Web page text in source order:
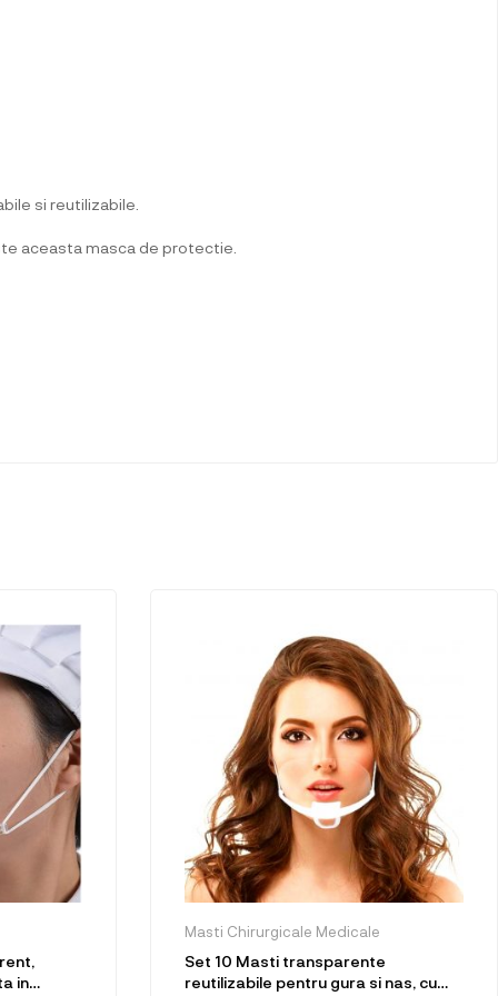
si reutilizabile.
aceasta masca de protectie.
in
Masti Chirurgicale Medicale
Set 10 Masti transparente
reutilizabile pentru gura si nas, cu